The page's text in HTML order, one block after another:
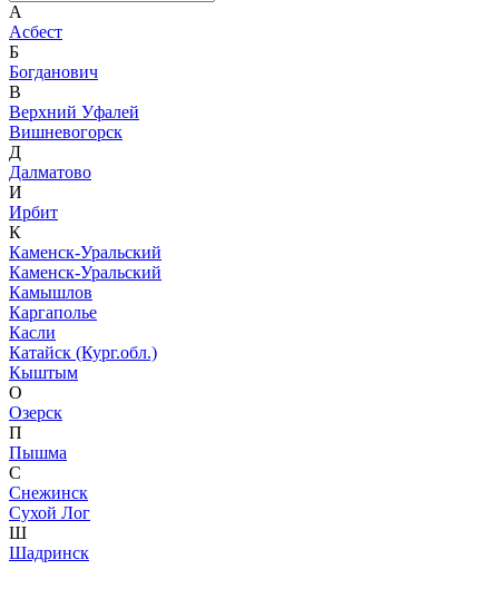
А
Асбест
Б
Богданович
В
Верхний Уфалей
Вишневогорск
Д
Далматово
И
Ирбит
К
Каменск-Уральский
Каменск-Уральский
Камышлов
Каргаполье
Касли
Катайск (Кург.обл.)
Кыштым
О
Озерск
П
Пышма
С
Снежинск
Сухой Лог
Ш
Шадринск